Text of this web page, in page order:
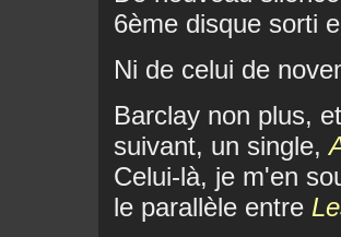
6ème disque sorti
Ni de celui de
Barclay non plus,
suivant, un single,
Celui-là, je m'en
le parallèle entre